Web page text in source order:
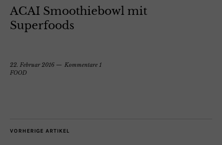
ACAI Smoothiebowl mit
Superfoods
22. Februar 2016
Kommentare 1
FOOD
VORHERIGE ARTIKEL